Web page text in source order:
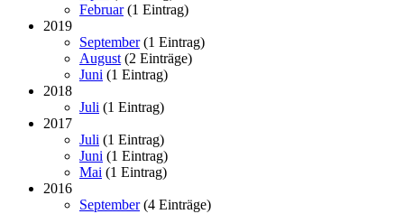
Februar(1 Eintrag)
2019
September(1 Eintrag)
August(2 Einträge)
Juni (1 Eintrag)
2018
Juli (1 Eintrag)
2017
Juli (1 Eintrag)
Juni (1 Eintrag)
Mai (1 Eintrag)
2016
September(4 Einträge)